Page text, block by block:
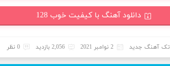
دانلود آهنگ با کیفیت خوب 128
تک آهنگ جدید 2 نوامبر 2021 2,056 بازدید 0 نظر